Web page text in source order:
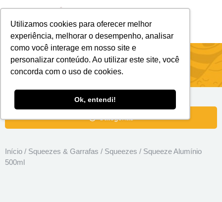
Utilizamos cookies para oferecer melhor
experiência, melhorar o desempenho, analisar
como você interage em nosso site e
personalizar conteúdo. Ao utilizar este site, você
concorda com o uso de cookies.
Ok, entendi!
Squeeze Alumínio 500ml
Categorias
Início / Squeezes & Garrafas / Squeezes / Squeeze Alumínio
500ml